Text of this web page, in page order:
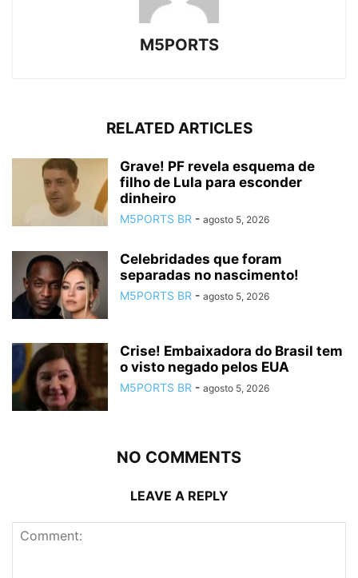
M5PORTS
RELATED ARTICLES
Grave! PF revela esquema de
filho de Lula para esconder
dinheiro
M5PORTS BR - agosto 5, 2026
Celebridades que foram
separadas no nascimento!
M5PORTS BR - agosto 5, 2026
Crise! Embaixadora do Brasil tem
o visto negado pelos EUA
M5PORTS BR - agosto 5, 2026
NO COMMENTS
LEAVE A REPLY